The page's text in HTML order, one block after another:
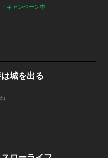
キャンペーン中
城を出る